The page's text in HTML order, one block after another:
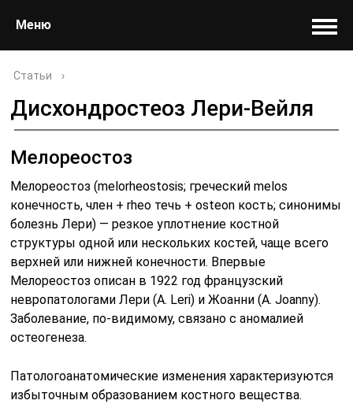
Меню
Статьи ›
Дисхондростеоз Лери-Вейля
Мелореостоз
Мелореостоз (melorheostosis; греческий melos
конечность, член + rheo течь + osteon кость; синонимы
болезнь Лери) — резкое уплотнение костной
структуры одной или нескольких костей, чаще всего
верхней или нижней конечности. Впервые
Мелореостоз описан в 1922 год французский
невропатологами Лери (A. Leri) и Жоанни (A. Joanny).
Заболевание, по-видимому, связано с аномалией
остеогенеза.
Патологоанатомические изменения характеризуются
избыточным образованием костного вещества.